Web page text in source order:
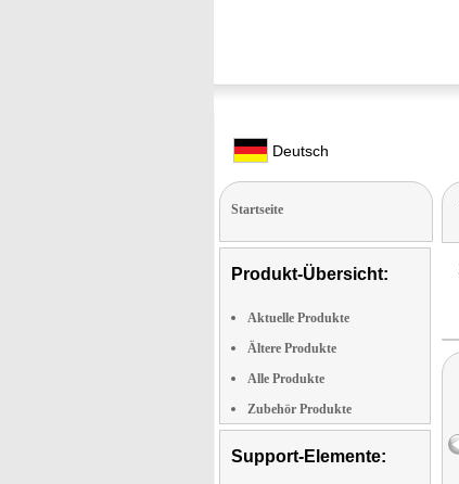
Deutsch
Startseite
Produkt-Übersicht:
Aktuelle Produkte
Ältere Produkte
Alle Produkte
Zubehör Produkte
Support-Elemente: